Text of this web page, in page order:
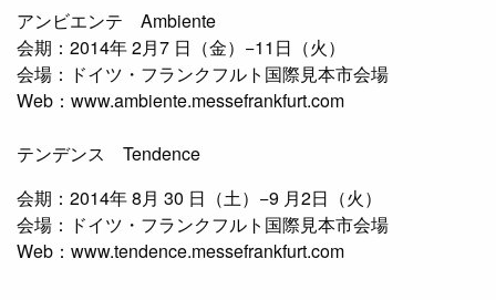
アンビエンテ Ambiente
会期：2014年 2月7 日（金）−11日（火）
会場：ドイツ・フランクフルト国際見本市会場
Web：www.ambiente.messefrankfurt.com
テンデンス Tendence
会期：2014年 8月 30 日（土）−9 月2日（火）
会場：ドイツ・フランクフルト国際見本市会場
Web：www.tendence.messefrankfurt.com